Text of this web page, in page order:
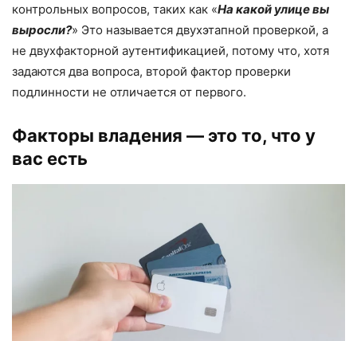
контрольных вопросов, таких как «На какой улице вы
выросли?» Это называется двухэтапной проверкой, а
не двухфакторной аутентификацией, потому что, хотя
задаются два вопроса, второй фактор проверки
подлинности не отличается от первого.
Факторы владения — это то, что у
вас есть